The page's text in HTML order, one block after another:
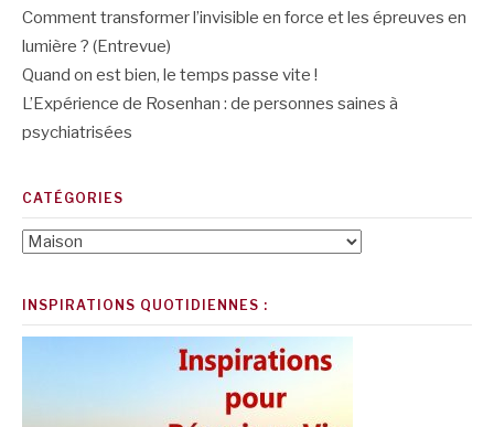
Comment transformer l’invisible en force et les épreuves en
lumière ? (Entrevue)
Quand on est bien, le temps passe vite !
L’Expérience de Rosenhan : de personnes saines à
psychiatrisées
CATÉGORIES
Catégories
INSPIRATIONS QUOTIDIENNES :